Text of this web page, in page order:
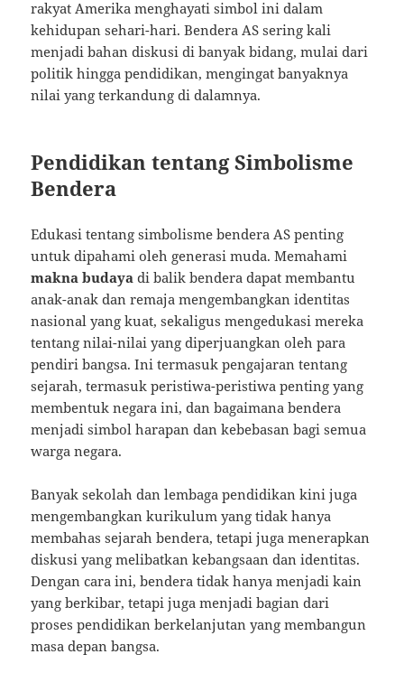
rakyat Amerika menghayati simbol ini dalam
kehidupan sehari-hari. Bendera AS sering kali
menjadi bahan diskusi di banyak bidang, mulai dari
politik hingga pendidikan, mengingat banyaknya
nilai yang terkandung di dalamnya.
Pendidikan tentang Simbolisme
Bendera
Edukasi tentang simbolisme bendera AS penting
untuk dipahami oleh generasi muda. Memahami
makna budaya di balik bendera dapat membantu
anak-anak dan remaja mengembangkan identitas
nasional yang kuat, sekaligus mengedukasi mereka
tentang nilai-nilai yang diperjuangkan oleh para
pendiri bangsa. Ini termasuk pengajaran tentang
sejarah, termasuk peristiwa-peristiwa penting yang
membentuk negara ini, dan bagaimana bendera
menjadi simbol harapan dan kebebasan bagi semua
warga negara.
Banyak sekolah dan lembaga pendidikan kini juga
mengembangkan kurikulum yang tidak hanya
membahas sejarah bendera, tetapi juga menerapkan
diskusi yang melibatkan kebangsaan dan identitas.
Dengan cara ini, bendera tidak hanya menjadi kain
yang berkibar, tetapi juga menjadi bagian dari
proses pendidikan berkelanjutan yang membangun
masa depan bangsa.